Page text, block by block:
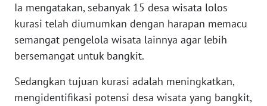
Ia mengatakan, sebanyak 15 desa wisata lolos
kurasi telah diumumkan dengan harapan memacu
semangat pengelola wisata lainnya agar lebih
bersemangat untuk bangkit.
Sedangkan tujuan kurasi adalah meningkatkan,
mengidentifikasi potensi desa wisata yang bangkit,
MAWAKA
MARTABAT
NET
FORJASIDA